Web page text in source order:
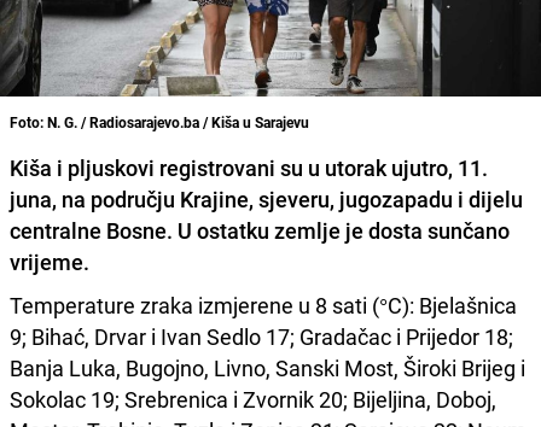
Foto: N. G. / Radiosarajevo.ba / Kiša u Sarajevu
Kiša i pljuskovi registrovani su u utorak ujutro, 11.
juna, na području Krajine, sjeveru, jugozapadu i dijelu
centralne Bosne. U ostatku zemlje je dosta sunčano
vrijeme.
Temperature zraka izmjerene u 8 sati (°C): Bjelašnica
9; Bihać, Drvar i Ivan Sedlo 17; Gradačac i Prijedor 18;
Banja Luka, Bugojno, Livno, Sanski Most, Široki Brijeg i
Sokolac 19; Srebrenica i Zvornik 20; Bijeljina, Doboj,